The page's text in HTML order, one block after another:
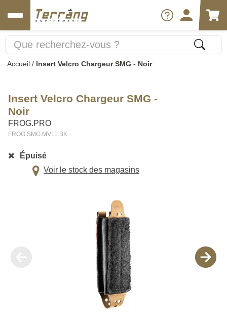
Accueil / Insert Velcro Chargeur SMG - Noir
Insert Velcro Chargeur SMG -
Noir
FROG.PRO
FROG.SMG.MVI.1.BK
Épuisé
Voir le stock des magasins